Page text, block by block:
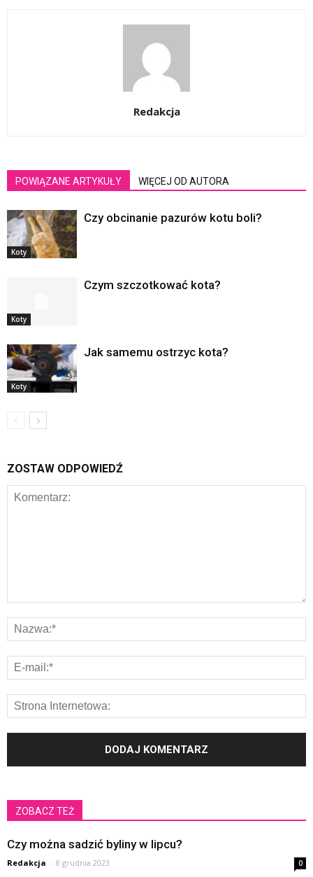
Redakcja
POWIĄZANE ARTYKUŁY WIĘCEJ OD AUTORA
Koty
Czy obcinanie pazurów kotu boli?
Koty
Czym szczotkować kota?
Koty
Jak samemu ostrzyc kota?
ZOSTAW ODPOWIEDŹ
ZOBACZ TEŻ
Czy można sadzić byliny w lipcu?
Redakcja - 8 grudnia 2023 0